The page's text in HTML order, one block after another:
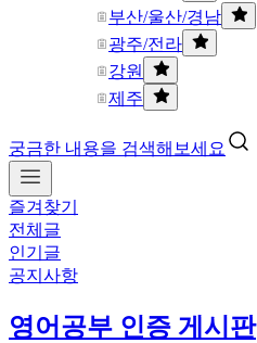
부산/울산/경남
광주/전라
강원
제주
궁금한 내용을 검색해보세요
즐겨찾기
전체글
인기글
공지사항
영어공부 인증 게시판